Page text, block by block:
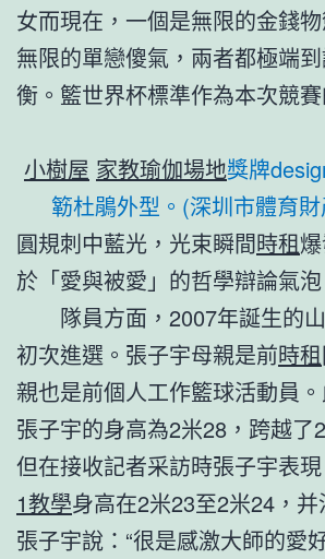
女而現在，一個是無限的金錢
無限的單戀傻氣，兩者都極端
衡。籃世界杯標準作為本次競賽
小樹屋 家教瑜伽場地獎牌
簕杜鵑外型。(深圳市體育
圓規刺中藍光，光束瞬間時租
於「愛與被愛」的哲學辯論氣泡
隊員方面，2007年誕生的
初次進選。張子宇母親是前時租
親也是前個人工作籃球活動員
張子宇的身高為2米28，跨越了
但在接收記者采訪時張子宇表
1教學身高在2米23至2米24，并
張子宇說：“很是感激大師的愛